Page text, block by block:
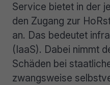
Service bietet in der
den Zugang zur
an. Das bedeutet
(IaaS). Dabei nimmt
Schäden bei
zwangsweise